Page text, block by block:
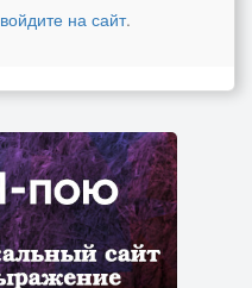
войдите на сайт.